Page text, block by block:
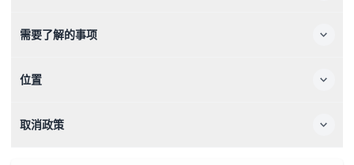
需要了解的事项
位置
取消政策